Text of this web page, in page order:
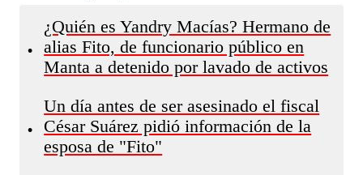
•
¿Quién es Yandry Macías? Hermano de
alias Fito, de funcionario público en
Manta a detenido por lavado de activos
•
Un día antes de ser asesinado el fiscal
César Suárez pidió información de la
esposa de "Fito"